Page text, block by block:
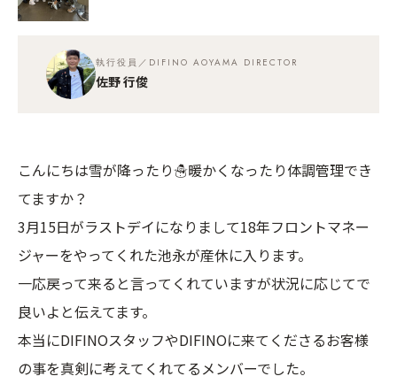
執行役員／DIFINO AOYAMA DIRECTOR
佐野 行俊
こんにちは雪が降ったり☃️暖かくなったり体調管理でき
てますか？
3月15日がラストデイになりまして18年フロントマネー
ジャーをやってくれた池永が産休に入ります。
一応戻って来ると言ってくれていますが状況に応じてで
良いよと伝えてます。
本当にDIFINOスタッフやDIFINOに来てくださるお客様
の事を真剣に考えてくれてるメンバーでした。